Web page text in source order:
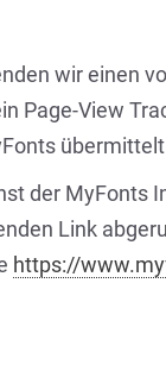
wir einen
Page-View
der MyFonts
Link
https://